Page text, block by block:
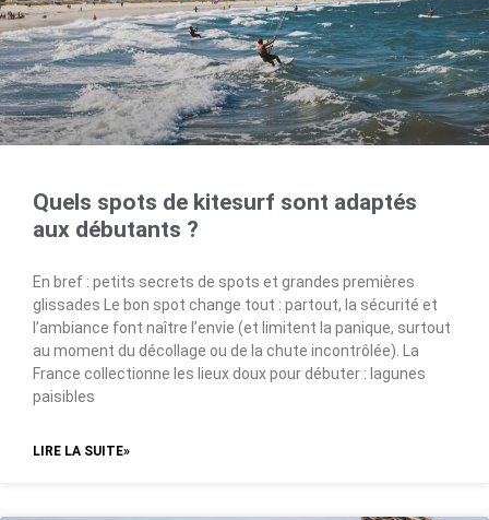
Quels spots de kitesurf sont adaptés
aux débutants ?
En bref : petits secrets de spots et grandes premières
glissades Le bon spot change tout : partout, la sécurité et
l’ambiance font naître l’envie (et limitent la panique, surtout
au moment du décollage ou de la chute incontrôlée). La
France collectionne les lieux doux pour débuter : lagunes
paisibles
LIRE LA SUITE»